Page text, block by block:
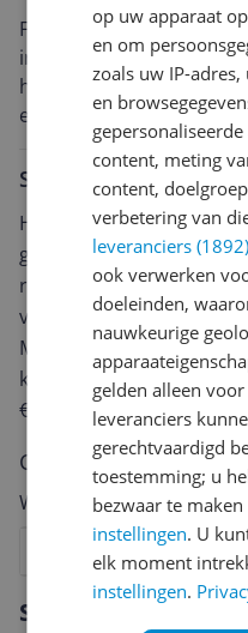
Specificaties
Fantastisch apparaat.
inmiddels geeft hij al
hij zoveel beter klinkt
een klein koffertje, geeft
én de altijd slecht
vakantiehuisjes en
modellen met bluetooth
dit moment niet. Ik zou
voor op het nachtkastje.
Schrijf een review
Heb jij dit product in
geven? Start dan
review. Afhankelijk van
van een review
Met jouw mening help je
keuze te maken én maak
€250,-!
Klik hier voor de
Cijfer
Welk cijfer geef jij dit
5
4
op uw apparaat
en om
zoals uw IP-
en
content, meting
content,
verbetering van
leveranciers (1892)
ook verwerken
doeleinden,
nauwkeurige
gelden alleen
leveranciers
gerechtvaardigd
toestemming; u
bezwaar te
instellingen. U
elk moment
instellingen.